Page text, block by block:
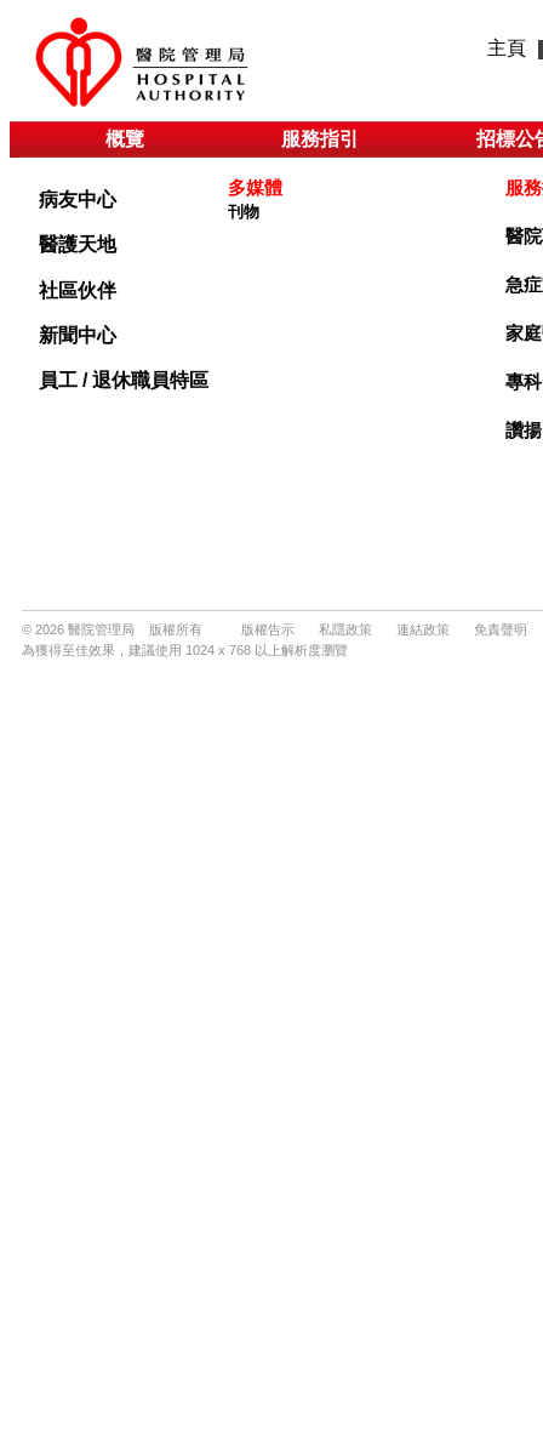
主頁
概覽 服務指引 招標公
病友中心
醫護天地
社區伙伴
新聞中心
員工 / 退休職員特區
多媒體
刊物
服
醫
急
家
專
讚
© 2026 醫院管理局 版權所有 版權告示 私隱政策 連結政策
免責聲明
為獲得至佳效果，建議使用 1024 x 768 以上解析度瀏覽